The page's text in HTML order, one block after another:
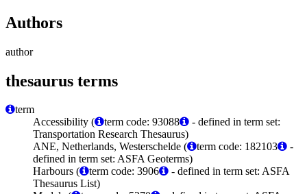
Authors
author
thesaurus terms
term
Accessibility (
term code: 93088
- defined in term set:
Transportation Research Thesaurus)
ANE, Netherlands, Westerschelde (
term code: 182103
-
defined in term set: ASFA Geoterms)
Harbours (
term code: 3906
- defined in term set: ASFA
Thesaurus List)